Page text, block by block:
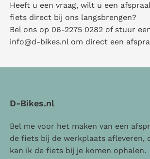
Heeft u een vraag, wilt u een
fiets direct bij ons langsbrengen?
Bel ons op 06-2275 0282 of stuur
info@d-bikes.nlom direct een
D-Bikes.nl
Bel me voor het maken van een
de fiets bij de werkplaats afleveren,
kan ik de fiets bij je komen ophalen.